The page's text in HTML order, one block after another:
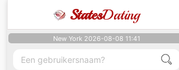
StatesDating
New York 2026-08-08 11:41